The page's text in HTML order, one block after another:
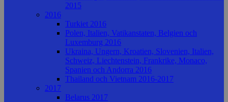
2015
2016
Turkiet 2016
Polen, Italien, Vatikanstaten, Belgien och
Luxemburg 2016
Ukraina, Ungern, Kroatien, Slovenien, Italien,
Schweiz, Liechtenstein, Frankrike, Monaco,
Spanien och Andorra 2016
Thailand och Vietnam 2016-2017
2017
Belarus 2017